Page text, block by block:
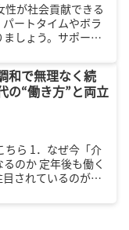
が社会貢献できる
ートタイムやボラ
しょう。サポート
和で無理なく続
の“働き方”と両立
ちら 1．なぜ今「介
のか 定年後も働く
されているのが